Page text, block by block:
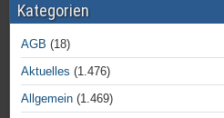
Kategorien
AGB (18)
Aktuelles (1.476)
Allgemein (1.469)